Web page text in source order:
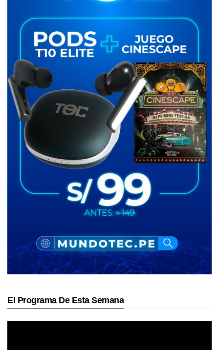
El Programa De Esta Semana